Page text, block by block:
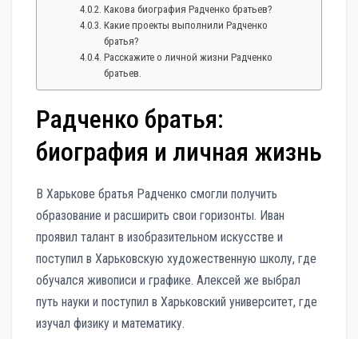
Какова биография Радченко братьев?
Какие проекты выполнили Радченко
братья?
Расскажите о личной жизни Радченко
братьев.
Радченко братья:
биография и личная жизнь
В Харькове братья Радченко смогли получить
образование и расширить свои горизонты. Иван
проявил талант в изобразительном искусстве и
поступил в Харьковскую художественную школу, где
обучался живописи и графике. Алексей же выбрал
путь науки и поступил в Харьковский университет, где
изучал физику и математику.